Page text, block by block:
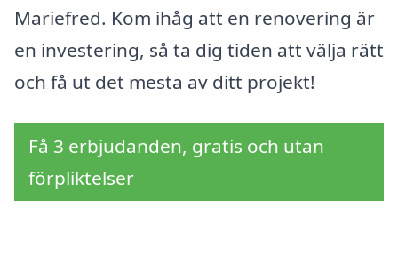
Mariefred. Kom ihåg att en renovering är
en investering, så ta dig tiden att välja rätt
och få ut det mesta av ditt projekt!
Få 3 erbjudanden, gratis och utan
förpliktelser